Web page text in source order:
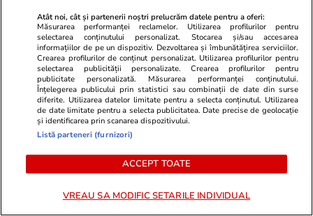
Comentează
Loghează-te în contul tăupentru a adăuga
comentarii și a te alătura dialogului.
Atât noi, cât și partenerii noștri prelucrăm datele pentru a oferi:
Măsurarea performanței reclamelor. Utilizarea profilurilor pentru
selectarea conținutului personalizat. Stocarea și/sau accesarea
informațiilor de pe un dispozitiv. Dezvoltarea și îmbunătățirea serviciilor.
Crearea profilurilor de conținut personalizat. Utilizarea profilurilor pentru
selectarea publicității personalizate. Crearea profilurilor pentru
publicitate personalizată. Măsurarea performanței conținutului.
Înțelegerea publicului prin statistici sau combinații de date din surse
diferite. Utilizarea datelor limitate pentru a selecta conținutul. Utilizarea
de date limitate pentru a selecta publicitatea. Date precise de geolocație
și identificarea prin scanarea dispozitivului.
Listă parteneri (furnizori)
ACCEPT TOATE
VREAU SA MODIFIC SETARILE INDIVIDUAL